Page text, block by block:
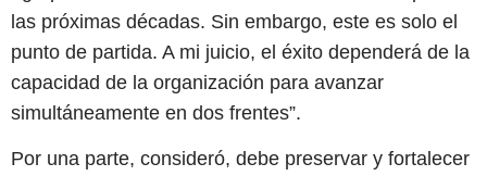
las próximas décadas. Sin embargo, este es solo el
punto de partida. A mi juicio, el éxito dependerá de la
capacidad de la organización para avanzar
simultáneamente en dos frentes”.
Por una parte, consideró, debe preservar y fortalecer